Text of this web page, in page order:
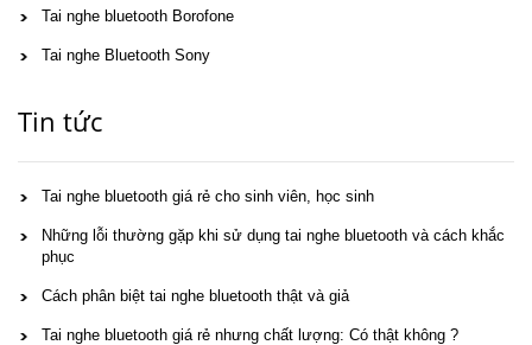
Tai nghe bluetooth Borofone
Tai nghe Bluetooth Sony
Tin tức
Tai nghe bluetooth giá rẻ cho sinh viên, học sinh
Những lỗi thường gặp khi sử dụng tai nghe bluetooth và cách khắc
phục
Cách phân biệt tai nghe bluetooth thật và giả
Tai nghe bluetooth giá rẻ nhưng chất lượng: Có thật không ?